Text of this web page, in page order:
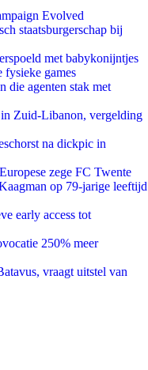
Evolved
staatsburgerschap bij
met babykonijntjes
fysieke games
die agenten stak met
Zuid-Libanon, vergelding
na dickpic in
zege FC Twente
op 79-jarige leeftijd
early access tot
250% meer
vraagt uitstel van